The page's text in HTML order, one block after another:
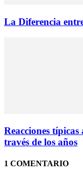
La Diferencia
Reacciones
través de los años
1 COMENTARIO